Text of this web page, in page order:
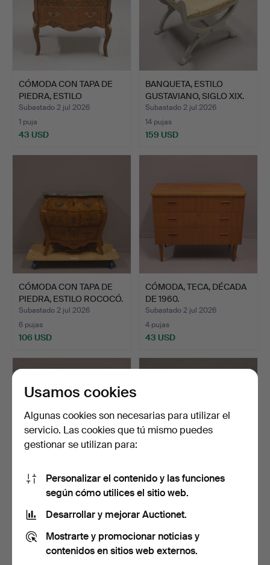
CÓMODA CON TAPA DE
PIEDRA, ESTILO
NEORROCO…
Subastado 2 jul 2026
1 puja
43 USD
BANQUETA, ESTILO
GUSTAVIANO, SIGLO XIX.
Subastado 2 jul 2026
14 pujas
159 USD
CÓMODA CON TAPA DE
PIEDRA, ESTILO ROCOCÓ.
Subastado 2 jul 2026
6 pujas
106 USD
CÓMODA, TECA, DÉCADA
DE 1960.
Subastado 2 jul 2026
4 pujas
43 USD
NISSE OCH KAJSA
STRINNING,
ESTANTERÍAS STR…
Subastado 1 jul 2026
48 USD
MESITAS DE NOCHE, UN
Subastado 1 jul 2026
180 USD
Usamos cookies
Algunas cookies son necesarias para utilizar el
servicio. Las cookies que tú mismo puedes
gestionar se utilizan para:
Personalizar el contenido y las funciones
según cómo utilices el sitio web.
Desarrollar y mejorar Auctionet.
Mostrarte y promocionar noticias y
contenidos en sitios web externos.